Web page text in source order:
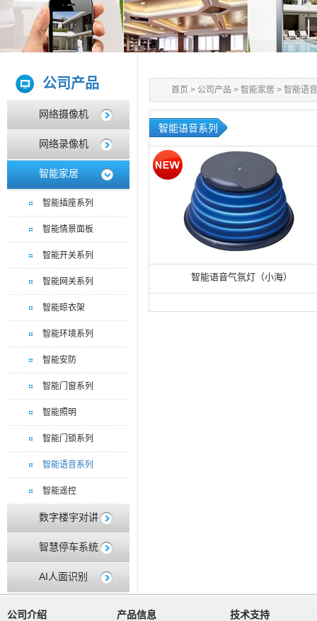
公司产品
网络摄像机
网络录像机
智能家居
智能插座系列
智能情景面板
智能开关系列
智能网关系列
智能晾衣架
智能环境系列
智能安防
智能门窗系列
智能照明
智能门锁系列
智能语音系列
智能遥控
数字楼宇对讲
智慧停车系统
AI人面识别
首页 > 公司产品 > 智能家居 > 智能语
智能语音系列
智能语音气氛灯（小海）
公司介绍 产品信息 技术支持